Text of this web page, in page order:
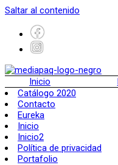
Saltar al contenido
Inicio
Catálogo 2020
Contacto
Eureka
Inicio
Inicio2
Política de privacidad
Portafolio